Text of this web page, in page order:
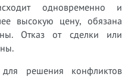
одновременно и
высокую цену, обязана
Отказ от сделки или
решения конфликтов